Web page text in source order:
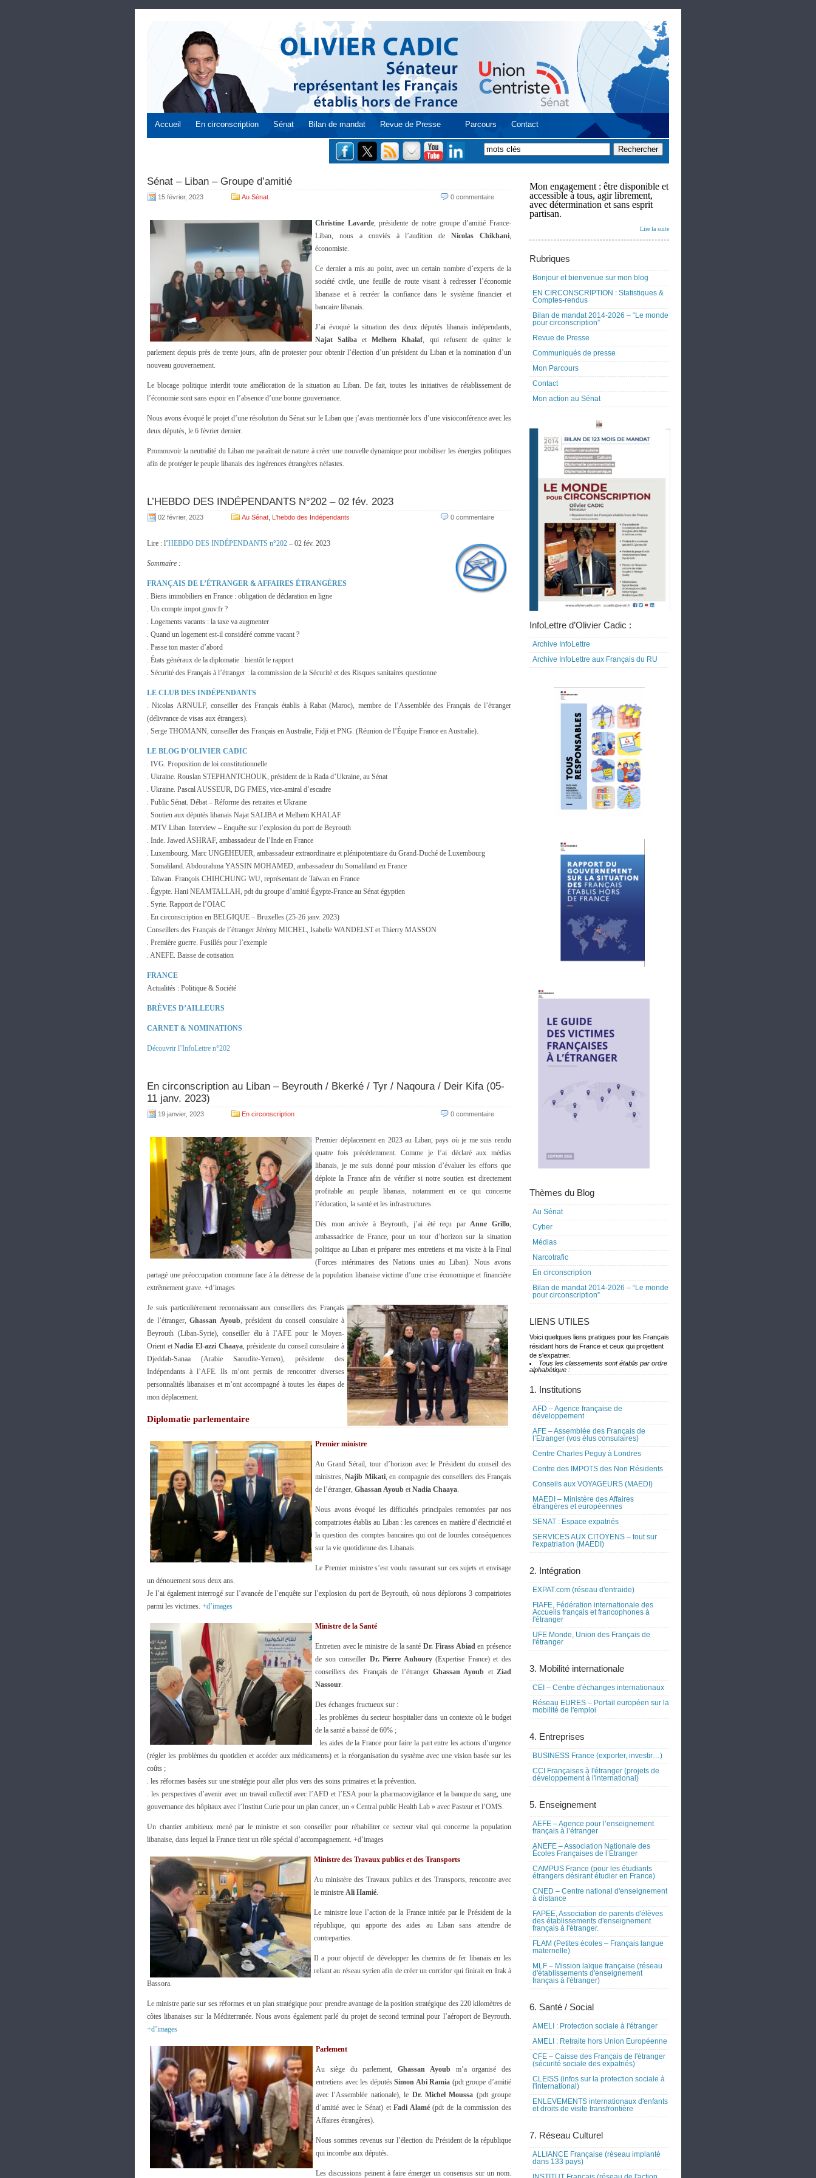
Accueil En circonscription Sénat Bilan de mandat Revue de Presse Parcours Contact
Sénat – Liban – Groupe d’amitié
15 février, 2023 Au Sénat 0 commentaire
Christine Lavarde, présidente de notre groupe d’amitié France-
Liban, nous a conviés à l’audition deNicolas Chikhani,
économiste.
Ce dernier a mis au point, avec un certain nombre d’experts de la
société civile, une feuille de route visant à redresser l’économie
libanaise et à recréer la confiance dans le système financier et
bancaire libanais.
J’ai évoqué la situation des deux députés libanais indépendants,
Najat Saliba etMelhem Khalaf, qui refusent de quitter le
parlement depuis près de trente jours, afin de protester pour obtenir l’élection d’un président du Liban et la nomination d’un
nouveau gouvernement.
Le blocage politique interdit toute amélioration de la situation au Liban. De fait, toutes les initiatives de rétablissement de
l’économie sont sans espoir en l’absence d’une bonne gouvernance.
Nous avons évoqué le projet d’une résolution du Sénat sur le Liban que j’avais mentionnée lors d’une visioconférence avec les
deux députés, le 6 février dernier.
Promouvoir la neutralité du Liban me paraîtrait de nature à créer une nouvelle dynamique pour mobiliser les énergies politiques
afin de protéger le peuple libanais des ingérences étrangères néfastes.
L’HEBDO DES INDÉPENDANTS N°202 – 02 fév. 2023
02 février, 2023 Au Sénat L'hebdo des Indépendants 0 commentaire
Lire : l’HEBDO DES INDÉPENDANTS n°202 – 02 fév. 2023
Sommaire :
FRANÇAIS DE L’ÉTRANGER & AFFAIRES ÉTRANGÈRES
. Biens immobiliers en France : obligation de déclaration en ligne
. Un compte impot.gouv.fr ?
. Logements vacants : la taxe va augmenter
. Quand un logement est-il considéré comme vacant ?
. Passe ton master d’abord
. États généraux de la diplomatie : bientôt le rapport
. Sécurité des Français à l’étranger : la commission de la Sécurité et des Risques sanitaires questionne
LE CLUB DES INDÉPENDANTS
. Nicolas ARNULF, conseiller des Français établis à Rabat (Maroc), membre de l’Assemblée des Français de l’étranger
(délivrance de visas aux étrangers).
. Serge THOMANN, conseiller des Français en Australie, Fidji et PNG. (Réunion de l’Équipe France en Australie).
LE BLOG D’OLIVIER CADIC
. IVG. Proposition de loi constitutionnelle
. Ukraine. Rouslan STEPHANTCHOUK, président de la Rada d’Ukraine, au Sénat
. Ukraine. Pascal AUSSEUR, DG FMES, vice-amiral d’escadre
. Public Sénat. Débat – Réforme des retraites et Ukraine
. Soutien aux députés libanais Najat SALIBA et Melhem KHALAF
. MTV Liban. Interview – Enquête sur l’explosion du port de Beyrouth
. Inde. Jawed ASHRAF, ambassadeur de l’Inde en France
. Luxembourg. Marc UNGEHEUER, ambassadeur extraordinaire et plénipotentiaire du Grand-Duché de Luxembourg
. Somaliland. Abdourahma YASSIN MOHAMED, ambassadeur du Somaliland en France
. Taïwan. François CHIHCHUNG WU, représentant de Taïwan en France
. Égypte. Hani NEAMTALLAH, pdt du groupe d’amitié Égypte-France au Sénat égyptien
. Syrie. Rapport de l’OIAC
. En circonscription en BELGIQUE – Bruxelles (25-26 janv. 2023)
Conseillers des Français de l’étranger Jérémy MICHEL, Isabelle WANDELST et Thierry MASSON
. Première guerre. Fusillés pour l’exemple
. ANEFE. Baisse de cotisation
FRANCE
Actualités : Politique & Société
BRÈVES D’AILLEURS
CARNET & NOMINATIONS
Découvrir l’InfoLettre n°202
En circonscription au Liban – Beyrouth / Bkerké / Tyr / Naqoura / Deir Kifa (05-
11 janv. 2023)
19 janvier, 2023 En circonscription 0 commentaire
Premier déplacement en 2023 au Liban, pays où je me suis rendu
quatre fois précédemment. Comme je l’ai déclaré aux médias
libanais, je me suis donné pour mission d’évaluer les efforts que
déploie la France afin de vérifier si notre soutien est directement
profitable au peuple libanais, notamment en ce qui concerne
l’éducation, la santé et les infrastructures.
Dès mon arrivée à Beyrouth, j’ai été reçu parAnne Grillo,
ambassadrice de France, pour un tour d’horizon sur la situation
politique au Liban et préparer mes entretiens et ma visite à la Finul
(Forces intérimaires des Nations unies au Liban). Nous avons
partagé une préoccupation commune face à la détresse de la population libanaise victime d’une crise économique et financière
extrêmement grave. +d’images
Je suis particulièrement reconnaissant aux conseillers des Français
de l’étranger, Ghassan Ayoub, président du conseil consulaire à
Beyrouth (Liban-Syrie), conseiller élu à l’AFE pour le Moyen-
Orient etNadia El-azzi Chaaya, présidente du conseil consulaire à
Djeddah-Sanaa (Arabie Saoudite-Yemen), présidente des
Indépendants à l’AFE. Ils m’ont permis de rencontrer diverses
personnalités libanaises et m’ont accompagné à toutes les étapes de
mon déplacement.
Diplomatie parlementaire
Premier ministre
Au Grand Sérail, tour d’horizon avec le Président du conseil des
ministres,Najib Mikati, en compagnie des conseillers des Français
de l’étranger, Ghassan Ayoub et Nadia Chaaya.
Nous avons évoqué les difficultés principales remontées par nos
compatriotes établis au Liban : les carences en matière d’électricité et
la question des comptes bancaires qui ont de lourdes conséquences
sur la vie quotidienne des Libanais.
Le Premier ministre s’est voulu rassurant sur ces sujets et envisage
un dénouement sous deux ans.
Je l’ai également interrogé sur l’avancée de l’enquête sur l’explosion du port de Beyrouth, où nous déplorons 3 compatriotes
parmi les victimes. +d’images
Ministre de la Santé
Entretien avec le ministre de la santéDr. Firass Abiaden présence
de son conseiller Dr. Pierre Anhoury(Expertise France) et des
conseillers des Français de l’étranger Ghassan Ayoub et Ziad
Nassour.
Des échanges fructueux sur :
. les problèmes du secteur hospitalier dans un contexte où le budget
de la santé a baissé de 60% ;
. les aides de la France pour faire la part entre les actions d’urgence
(régler les problèmes du quotidien et accéder aux médicaments) et la réorganisation du système avec une vision basée sur les
coûts ;
. les réformes basées sur une stratégie pour aller plus vers des soins primaires et la prévention.
. les perspectives d’avenir avec un travail collectif avec l’AFD et l’ESA pour la pharmacovigilance et la banque du sang, une
gouvernance des hôpitaux avec l’Institut Curie pour un plan cancer, un « Central public Health Lab » avec Pasteur et l’OMS.
Un chantier ambitieux mené par le ministre et son conseiller pour réhabiliter ce secteur vital qui concerne la population
libanaise, dans lequel la France tient un rôle spécial d’accompagnement. +d’images
Ministre des Travaux publics et des Transports
Au ministère des Travaux publics et des Transports, rencontre avec
le ministre Ali Hamié.
Le ministre loue l’action de la France initiée par le Président de la
république, qui apporte des aides au Liban sans attendre de
contreparties.
Il a pour objectif de développer les chemins de fer libanais en les
reliant au réseau syrien afin de créer un corridor qui finirait en Irak à
Bassora.
Le ministre parie sur ses réformes et un plan stratégique pour prendre avantage de la position stratégique des 220 kilomètres de
côtes libanaises sur la Méditerranée. Nous avons également parlé du projet de second terminal pour l’aéroport de Beyrouth.
+d’images
Parlement
Au siège du parlement, Ghassan Ayoubm’a organisé des
entretiens avec les députésSimon Abi Ramia (pdt groupe d’amitié
avec l’Assemblée nationale), le Dr. Michel Moussa (pdt groupe
d’amitié avec le Sénat) etFadi Alamé(pdt de la commission des
Affaires étrangères).
Nous sommes revenus sur l’élection du Président de la république
qui incombe aux députés.
Les discussions peinent à faire émerger un consensus sur un nom.
Mon engagement : être disponible et
accessible à tous, agir librement,
avec détermination et sans esprit
partisan.
Lire la suite
Rubriques
Bonjour et bienvenue sur mon blog
EN CIRCONSCRIPTION : Statistiques &
Comptes-rendus
Bilan de mandat 2014-2026 – “Le monde
pour circonscription”
Revue de Presse
Communiqués de presse
Mon Parcours
Contact
Mon action au Sénat
InfoLettre d’Olivier Cadic :
Archive InfoLettre
Archive InfoLettre aux Français du RU
Thèmes du Blog
Au Sénat
Cyber
Médias
Narcotrafic
En circonscription
Bilan de mandat 2014-2026 – “Le monde
pour circonscription”
LIENS UTILES
Voici quelques liens pratiques pour les Français
résidant hors de France et ceux qui projettent
de s'expatrier.
Tous les classements sont établis par ordre
alphabétique :
1. Institutions
AFD – Agence française de
développement
AFE – Assemblée des Français de
l’Etranger (vos élus consulaires)
Centre Charles Peguy à Londres
Centre des IMPOTS des Non Résidents
Conseils aux VOYAGEURS (MAEDI)
MAEDI – Ministère des Affaires
étrangères et européennes
SENAT : Espace expatriés
SERVICES AUX CITOYENS – tout sur
l'expatriation (MAEDI)
2. Intégration
EXPAT.com (réseau d'entraide)
FIAFE, Fédération internationale des
Accueils français et francophones à
l'étranger
UFE Monde, Union des Français de
l'étranger
3. Mobilité internationale
CEI – Centre d'échanges internationaux
Réseau EURES – Portail européen sur la
mobilité de l'emploi
4. Entreprises
BUSINESS France (exporter, investir…)
CCI Françaises à l'étranger (projets de
développement à l'international)
5. Enseignement
AEFE – Agence pour l’enseignement
français à l’étranger
ANEFE – Association Nationale des
Écoles Françaises de l’Étranger
CAMPUS France (pour les étudiants
étrangers désirant étudier en France)
CNED – Centre national d'enseignement
à distance
FAPEE, Association de parents d'élèves
des établissements d'enseignement
français à l'étranger.
FLAM (Petites écoles – Français langue
maternelle)
MLF – Mission laïque française (réseau
d'établissements d'enseignement
français à l'étranger)
6. Santé / Social
AMELI : Protection sociale à l'étranger
AMELI : Retraite hors Union Européenne
CFE – Caisse des Français de l'étranger
(sécurité sociale des expatriés)
CLEISS (infos sur la protection sociale à
l'international)
ENLEVEMENTS internationaux d'enfants
et droits de visite transfrontière
7. Réseau Culturel
ALLIANCE Française (réseau implanté
dans 133 pays)